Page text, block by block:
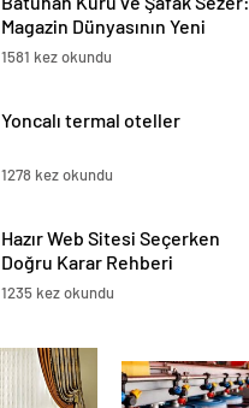
Magazin Dünyasının Yeni
“Dynamic Duo”su!
1581 kez okundu
Yoncalı termal oteller
1278 kez okundu
Hazır Web Sitesi Seçerken
Doğru Karar Rehberi
1235 kez okundu